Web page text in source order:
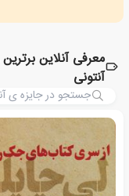
معرفی آنلاین
آنتونی